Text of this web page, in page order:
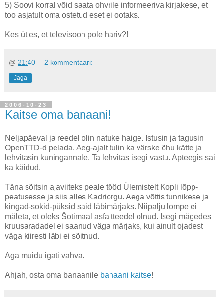
5) Soovi korral võid saata ohvrile informeeriva kirjakese, et
too asjatult oma ostetud eset ei ootaks.
Kes ütles, et televisoon pole hariv?!
@ 21:40 2 kommentaari:
Jaga
2006-10-23
Kaitse oma banaani!
Neljapäeval ja reedel olin natuke haige. Istusin ja tagusin
OpenTTD-d pelada. Aeg-ajalt tulin ka värske õhu kätte ja
lehvitasin kuningannale. Ta lehvitas isegi vastu. Apteegis sai
ka käidud.
Täna sõitsin ajaviiteks peale tööd Ülemistelt Kopli lõpp-
peatusesse ja siis alles Kadriorgu. Aega võttis tunnikese ja
kingad-sokid-püksid said läbimärjaks. Niipalju lompe ei
mäleta, et oleks Šotimaal asfaltteedel olnud. Isegi mägedes
kruusaradadel ei saanud väga märjaks, kui ainult ojadest
väga kiiresti läbi ei sõitnud.
Aga muidu igati vahva.
Ahjah, osta oma banaanile banaani kaitse!